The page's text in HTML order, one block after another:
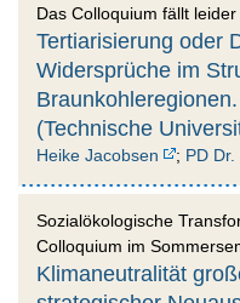
Das Colloquium fällt leider
Tertiarisierung oder
Widersprüche im
(Technische
Heike Jacobsen ; PD
Sozialökologische
Colloquium im
Klimaneutralität